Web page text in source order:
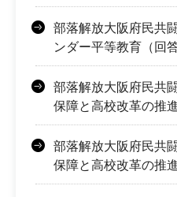
部落解放大阪府民共
ンダー平等教育（回
部落解放大阪府民共
保障と高校改革の推
部落解放大阪府民共
保障と高校改革の推